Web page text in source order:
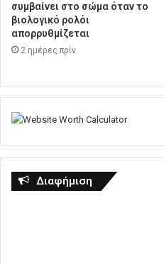
συμβαίνει στο σώμα όταν το
βιολογικό ρολόι
απορρυθμίζεται
2 ημέρες πρίν
Διαφήμιση